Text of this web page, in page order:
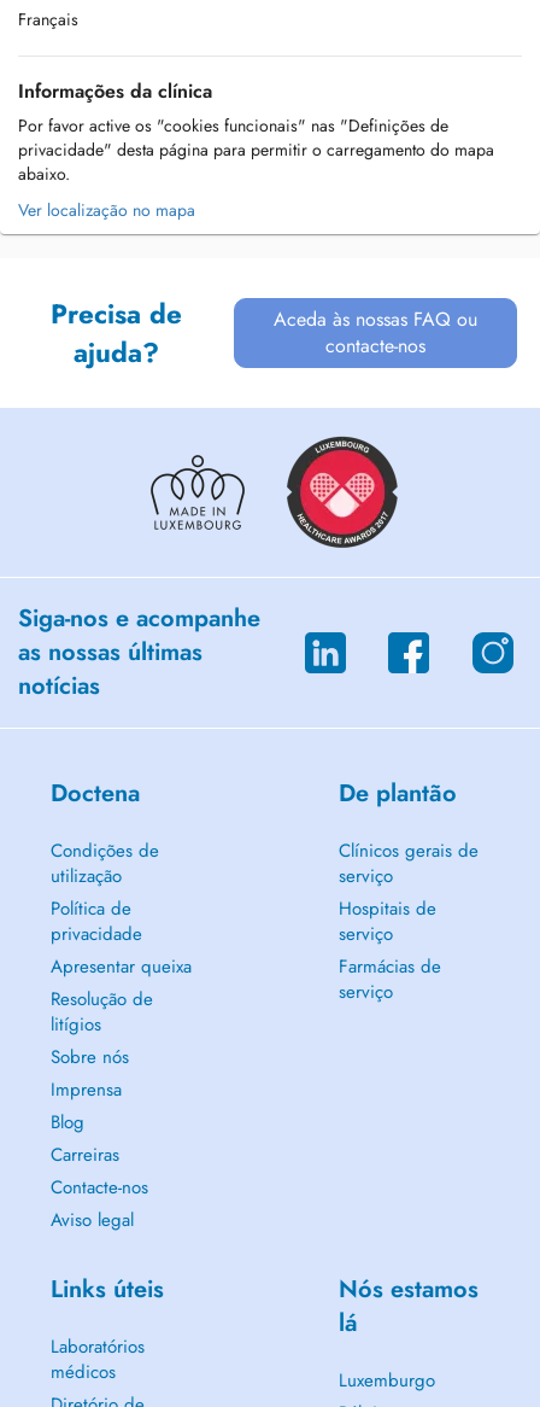
Français
Informações da clínica
Por favor active os "cookies funcionais" nas "Definições de
privacidade" desta página para permitir o carregamento do mapa
abaixo.
Ver localização no mapa
Precisa de
ajuda?
Aceda às nossas FAQ ou
contacte-nos
Siga-nos e acompanhe
as nossas últimas
notícias
Doctena
Condições de
utilização
Política de
privacidade
Apresentar queixa
Resolução de
litígios
Sobre nós
Imprensa
Blog
Carreiras
Contacte-nos
Aviso legal
De plantão
Clínicos gerais de
serviço
Hospitais de
serviço
Farmácias de
serviço
Links úteis
Laboratórios
médicos
Nós estamos
lá
Luxemburgo